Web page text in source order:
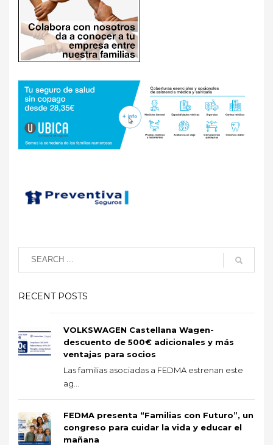
RECENT POSTS
VOLKSWAGEN Castellana Wagen-
descuento de 500€ adicionales y más
ventajas para socios
Las familias asociadas a FEDMA estrenan este
ag...
FEDMA presenta “Familias con Futuro”, un
congreso para cuidar la vida y educar el
mañana